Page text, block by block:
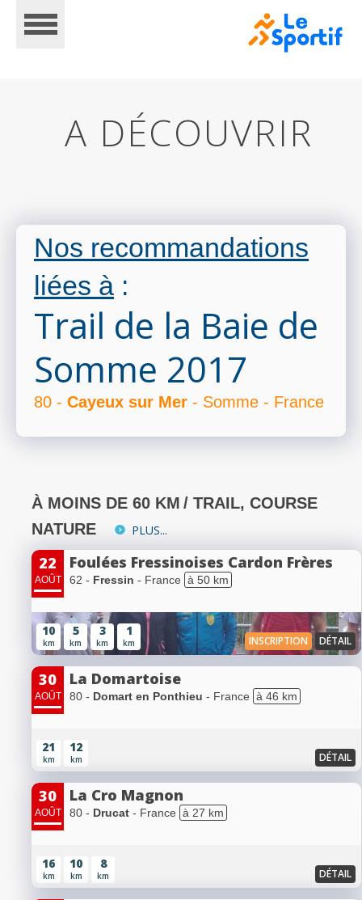
CALENDRIER
INSCRIPTIONS
RÉSULTATS
BLOG
PLUS...
A DÉCOUVRIR
Nos recommandations
liées à :
Trail de la Baie de
Somme 2017
80 - Cayeux sur Mer - Somme - France
À MOINS DE 60 KM / TRAIL, COURSE
NATURE
PLUS...
22
AOÛT
Foulées Fressinoises Cardon Frères
62 - Fressin - France à 50 km
10
km
5
km
3
km
1
km INSCRIPTION DÉTAIL
30
AOÛT
La Domartoise
80 - Domart en Ponthieu - France à 46 km
21
km
12
km DÉTAIL
30
AOÛT
La Cro Magnon
80 - Drucat - France à 27 km
16
km
10
km
8
km DÉTAIL